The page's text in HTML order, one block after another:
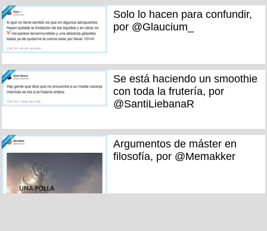
Solo lo hacen para confundir,
por @Glaucium_
Se está haciendo un smoothie
con toda la frutería, por
@SantiLiebanaR
Argumentos de máster en
filosofía, por @Memakker